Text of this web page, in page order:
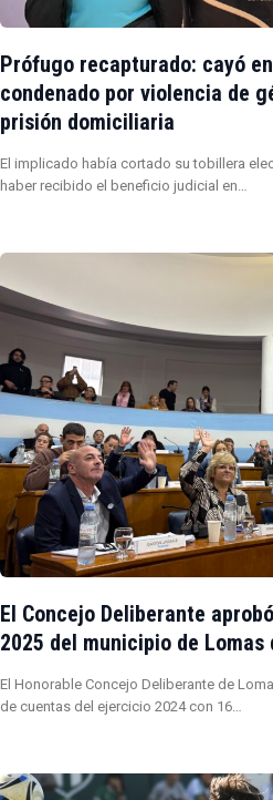
Prófugo recapturado: cayó
condenado por violencia de
prisión domiciliaria
El implicado había cortado su tobillera
haber recibido el beneficio judicial en…
El Concejo Deliberante
2025 del municipio de Lomas
El Honorable Concejo Deliberante de
de cuentas del ejercicio 2024 con 16…